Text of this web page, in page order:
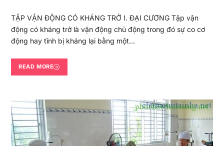
TẬP VẬN ĐỘNG CÓ KHÁNG TRỞ I. ĐẠI CƯƠNG Tập vận
động có kháng trở là vận động chủ động trong đó sự co cơ
động hay tĩnh bị kháng lại bằng một…
READ MORE